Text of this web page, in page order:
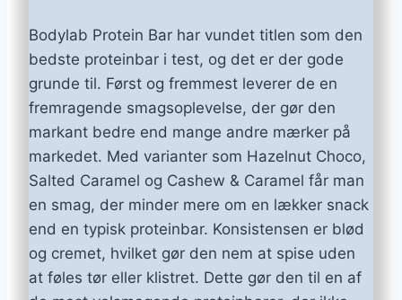
Bodylab Protein Bar har vundet titlen som den
bedste proteinbar i test, og det er der gode
grunde til. Først og fremmest leverer de en
fremragende smagsoplevelse, der gør den
markant bedre end mange andre mærker på
markedet. Med varianter som Hazelnut Choco,
Salted Caramel og Cashew & Caramel får man
en smag, der minder mere om en lækker snack
end en typisk proteinbar. Konsistensen er blød
og cremet, hvilket gør den nem at spise uden
at føles tør eller klistret. Dette gør den til en af